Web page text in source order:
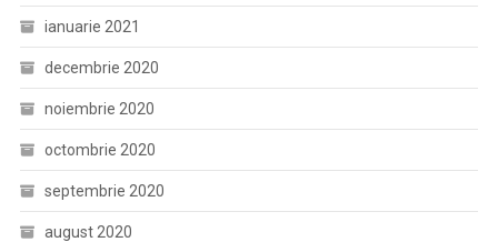
ianuarie 2021
decembrie 2020
noiembrie 2020
octombrie 2020
septembrie 2020
august 2020